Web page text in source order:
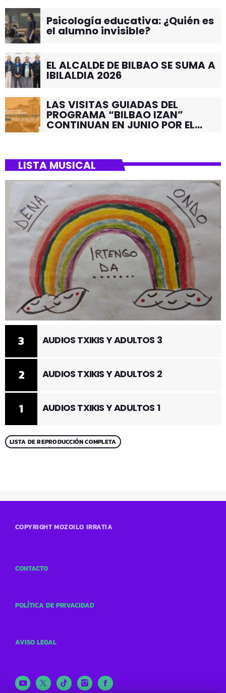
Psicología educativa: ¿Quién es
el alumno invisible?
EL ALCALDE DE BILBAO SE SUMA A
IBILALDIA 2026
LAS VISITAS GUIADAS DEL
PROGRAMA “BILBAO IZAN”
CONTINUAN EN JUNIO POR EL
LISTA MUSICAL
1 AUDIOS TXIKIS Y ADULTOS 1
2 AUDIOS TXIKIS Y ADULTOS 2
3 AUDIOS TXIKIS Y ADULTOS 3
LISTA DE REPRODUCCIÓN COMPLETA
COPYRIGHT MOZOILO IRRATIA
CONTACTO
POLÍTICA DE PRIVACIDAD
AVISO LEGAL